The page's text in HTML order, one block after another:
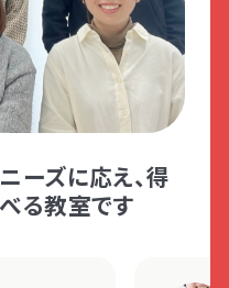
ーズに応え、得
る教室です